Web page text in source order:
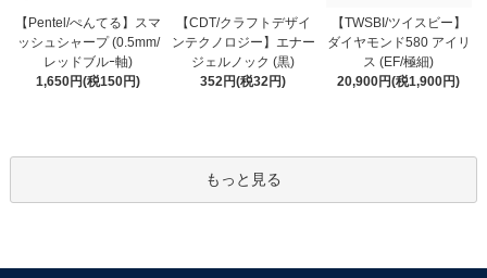
【Pentel/ぺんてる】スマ
ッシュシャープ (0.5mm/
レッドブルｰ軸)
1,650円(税150円)
【CDT/クラフトデザイ
ンテクノロジー】エナー
ジェルノック (黒)
352円(税32円)
【TWSBI/ツイスビー】
ダイヤモンド580 アイリ
ス (EF/極細)
20,900円(税1,900円)
もっと見る